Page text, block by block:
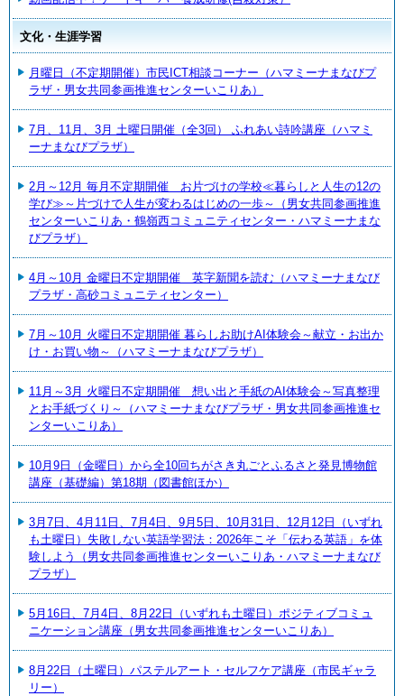
文化・生涯学習
月曜日（不定期開催）市民ICT相談コーナー（ハマミーナまなびプ
ラザ・男女共同参画推進センターいこりあ）
7月、11月、3月 土曜日開催（全3回） ふれあい詩吟講座（ハマミ
ーナまなびプラザ）
2月～12月 毎月不定期開催 お片づけの学校≪暮らしと人生の12の
学び≫～片づけで人生が変わるはじめの一歩～（男女共同参画推進
センターいこりあ・鶴嶺西コミュニティセンター・ハマミーナまな
びプラザ）
4月～10月 金曜日不定期開催 英字新聞を読む（ハマミーナまなび
プラザ・高砂コミュニティセンター）
7月～10月 火曜日不定期開催 暮らしお助けAI体験会～献立・お出か
け・お買い物～（ハマミーナまなびプラザ）
11月～3月 火曜日不定期開催 想い出と手紙のAI体験会～写真整理
とお手紙づくり～（ハマミーナまなびプラザ・男女共同参画推進セ
ンターいこりあ）
10月9日（金曜日）から全10回ちがさき丸ごとふるさと発見博物館
講座（基礎編）第18期（図書館ほか）
3月7日、4月11日、7月4日、9月5日、10月31日、12月12日（いずれ
も土曜日）失敗しない英語学習法：2026年こそ「伝わる英語」を体
験しよう（男女共同参画推進センターいこりあ・ハマミーナまなび
プラザ）
5月16日、7月4日、8月22日（いずれも土曜日）ポジティブコミュ
ニケーション講座（男女共同参画推進センターいこりあ）
8月22日（土曜日）パステルアート・セルフケア講座（市民ギャラ
リー）